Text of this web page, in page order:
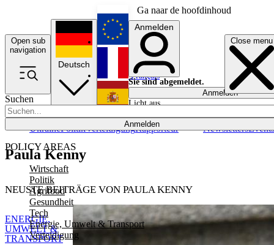
Ga naar de hoofdinhoud
Open sub
navigation
Close menu
Suchen
Anmelden
POLICY AREAS
Wirtschaft
Politik
Agrifood
Gesundheit
Tech
Energie, Umwelt & Transport
Verteidigung
UkrainePolitikVerteidigungRapporteur NewslettersEvents
Deutsch
English
Français
Anmelden
Sie sind abgemeldet.
Anmelden
Licht aus
Paula Kenny
NEUSTE BEITRÄGE VON PAULA KENNY
ENERGIE,
UMWELT &
TRANSPORT